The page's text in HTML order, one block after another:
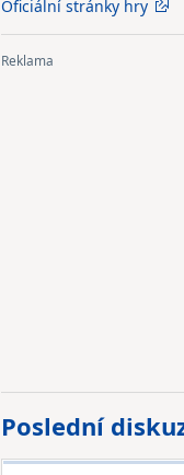
Oficiální stránky hry
Poslední